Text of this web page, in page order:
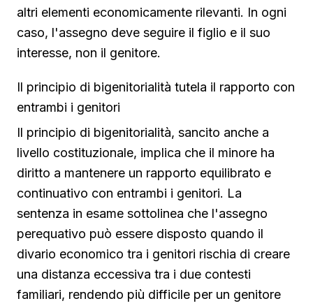
altri elementi economicamente rilevanti. In ogni
caso, l'assegno deve seguire il figlio e il suo
interesse, non il genitore.
Il principio di bigenitorialità tutela il rapporto con
entrambi i genitori
Il principio di bigenitorialità, sancito anche a
livello costituzionale, implica che il minore ha
diritto a mantenere un rapporto equilibrato e
continuativo con entrambi i genitori. La
sentenza in esame sottolinea che l'assegno
perequativo può essere disposto quando il
divario economico tra i genitori rischia di creare
una distanza eccessiva tra i due contesti
familiari, rendendo più difficile per un genitore